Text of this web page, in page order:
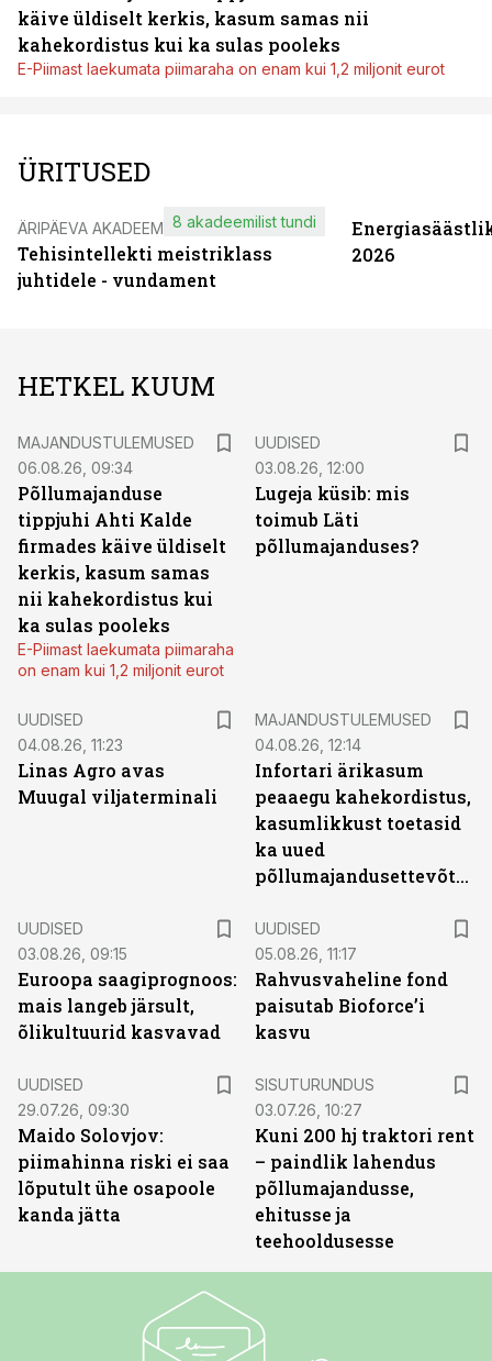
käive üldiselt kerkis, kasum samas nii
kahekordistus kui ka sulas pooleks
E-Piimast laekumata piimaraha on enam kui 1,2 miljonit eurot
ÜRITUSED
ÄRIPÄEVA AKADEEMIA
Tehisintellekti meistriklass
juhtidele - vundament
8 akadeemilist tundi
2026
HETKEL KUUM
MAJANDUSTULEMUSED
06.08.26, 09:34
Põllumajanduse
tippjuhi Ahti Kalde
firmades käive üldiselt
kerkis, kasum samas
nii kahekordistus kui
ka sulas pooleks
E-Piimast laekumata piimaraha
on enam kui 1,2 miljonit eurot
UUDISED
03.08.26, 12:00
Lugeja küsib: mis
toimub Läti
põllumajanduses?
UUDISED
04.08.26, 11:23
Linas Agro avas
Muugal viljaterminali
MAJANDUSTULEMUSED
04.08.26, 12:14
Infortari ärikasum
peaaegu kahekordistus,
kasumlikkust toetasid
ka uued
põllumajandusettevõtted
UUDISED
03.08.26, 09:15
Euroopa saagiprognoos:
mais langeb järsult,
õlikultuurid kasvavad
UUDISED
05.08.26, 11:17
Rahvusvaheline fond
paisutab Bioforce’i
kasvu
UUDISED
29.07.26, 09:30
Maido Solovjov:
piimahinna riski ei saa
lõputult ühe osapoole
kanda jätta
SISUTURUNDUS
03.07.26, 10:27
Kuni 200 hj traktori rent
– paindlik lahendus
põllumajandusse,
ehitusse ja
teehooldusesse